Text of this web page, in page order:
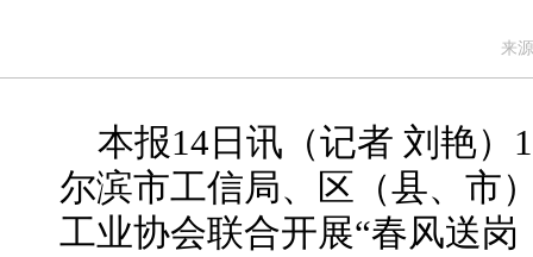
来
本报14日讯（记者 刘艳）
尔滨市工信局、区（县、市
工业协会联合开展“春风送